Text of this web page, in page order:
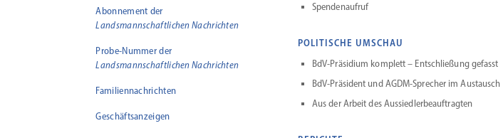
Abonnement der
Landsmannschaftlichen Nachrichten
Probe-Nummer der
Landsmannschaftlichen Nachrichten
Familiennachrichten
Geschäftsanzeigen
Spenden­aufruf
POLITISCHE UMSCHAU
BdV-Präsidium komplett – Entschließung gefasst
BdV-Präsident und AGDM-Sprecher im Austausch
Aus der Arbeit des Aussiedlerbeauftragten